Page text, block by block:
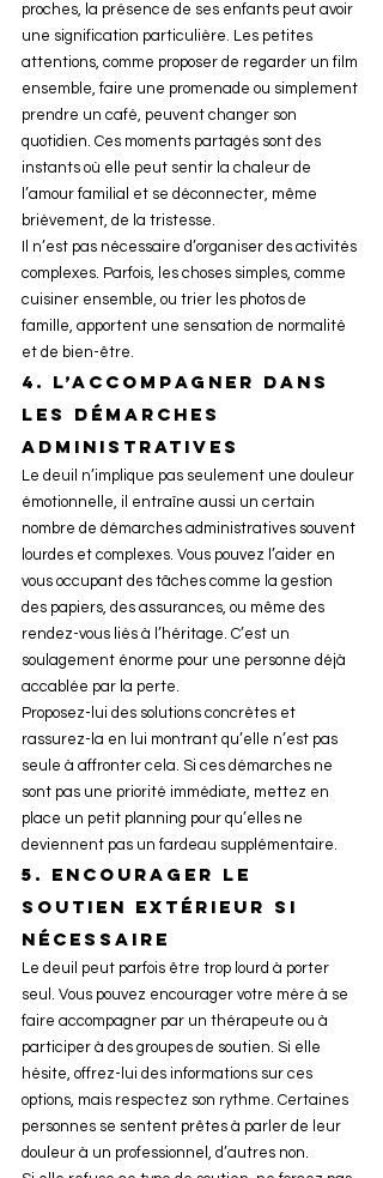
proches, la présence de ses enfants peut avoir
une signification particulière. Les petites
attentions, comme proposer de regarder un film
ensemble, faire une promenade ou simplement
prendre un café, peuvent changer son
quotidien. Ces moments partagés sont des
instants où elle peut sentir la chaleur de
l’amour familial et se déconnecter, même
brièvement, de la tristesse.
Il n’est pas nécessaire d’organiser des activités
complexes. Parfois, les choses simples, comme
cuisiner ensemble, ou trier les photos de
famille, apportent une sensation de normalité
et de bien-être.
4. L’accompagner dans
les démarches
administratives
Le deuil n’implique pas seulement une douleur
émotionnelle, il entraîne aussi un certain
nombre de démarches administratives souvent
lourdes et complexes. Vous pouvez l’aider en
vous occupant des tâches comme la gestion
des papiers, des assurances, ou même des
rendez-vous liés à l’héritage. C’est un
soulagement énorme pour une personne déjà
accablée par la perte.
Proposez-lui des solutions concrètes et
rassurez-la en lui montrant qu’elle n’est pas
seule à affronter cela. Si ces démarches ne
sont pas une priorité immédiate, mettez en
place un petit planning pour qu’elles ne
deviennent pas un fardeau supplémentaire.
5. Encourager le
soutien extérieur si
nécessaire
Le deuil peut parfois être trop lourd à porter
seul. Vous pouvez encourager votre mère à se
faire accompagner par un thérapeute ou à
participer à des groupes de soutien. Si elle
hésite, offrez-lui des informations sur ces
options, mais respectez son rythme. Certaines
personnes se sentent prêtes à parler de leur
douleur à un professionnel, d’autres non.